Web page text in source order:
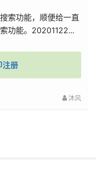
索功能，顺便给一直
功能。20201122...
注册
沐风